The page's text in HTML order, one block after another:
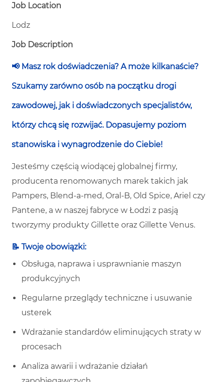
Job Location
Lodz
Job Description
📢 Masz rok doświadczenia? A może kilkanaście?
Szukamy zarówno osób na początku drogi
zawodowej, jak i doświadczonych specjalistów,
którzy chcą się rozwijać. Dopasujemy poziom
stanowiska i wynagrodzenie do Ciebie!
Jesteśmy częścią wiodącej globalnej firmy,
producenta renomowanych marek takich jak
Pampers, Blend-a-med, Oral-B, Old Spice, Ariel czy
Pantene, a w naszej fabryce w Łodzi z pasją
tworzymy produkty Gillette oraz Gillette Venus.
📝 Twoje obowiązki:
Obsługa, naprawa i usprawnianie maszyn
produkcyjnych
Regularne przeglądy techniczne i usuwanie
usterek
Wdrażanie standardów eliminujących straty w
procesach
Analiza awarii i wdrażanie działań